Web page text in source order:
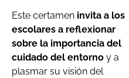
Este certamen invita a los
escolares a reflexionar
sobre la importancia del
cuidado del entorno y a
plasmar su visión del